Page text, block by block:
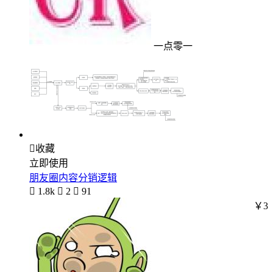
一点零一
收藏
立即使用
朋友圈内容分销逻辑
 1.8k  2  91
￥3